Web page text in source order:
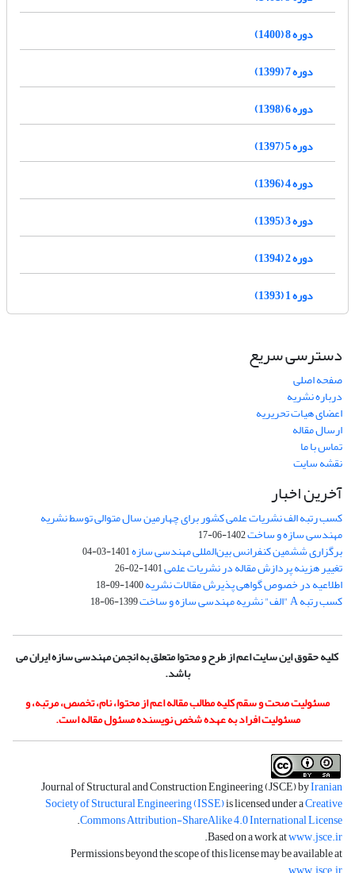
دوره 8 (1400)
دوره 7 (1399)
دوره 6 (1398)
دوره 5 (1397)
دوره 4 (1396)
دوره 3 (1395)
دوره 2 (1394)
دوره 1 (1393)
دسترسی سریع
صفحه اصلی
درباره نشریه
اعضای هیات تحریریه
ارسال مقاله
تماس با ما
نقشه سایت
آخرین اخبار
کسب رتبه الف نشریات علمی کشور برای چهارمین سال متوالی توسط نشریه
مهندسی سازه و ساخت1402-06-17
برگزاری ششمین کنفرانس بین‌المللی مهندسی سازه1401-03-04
تغییر هزینه پردازش مقاله در نشریات علمی1401-02-26
اطلاعیه در خصوص گواهی پذیرش مقالات نشریه1400-09-18
کسب رتبه A "الف" نشریه مهندسی سازه و ساخت 1399-06-18
کلیه حقوق این سایت اعم از طرح و محتوا متعلق به انجمن مهندسی سازه ایران می
باشد.
مسئولیت صحت و سقم کلیه مطالب مقاله اعم از محتوا، نام، تخصص، مرتبه، و
مسئولیت افراد به عهده شخص نویسنده مسئول مقاله است.
Journal of Structural and Construction Engineering (JSCE) byIranian
Society of Structural Engineering (ISSE)is licensed under aCreative
Commons Attribution-ShareAlike 4.0 International License
.
Based on a work atwww.jsce.ir
.
Permissions beyond the scope of this license may be available at